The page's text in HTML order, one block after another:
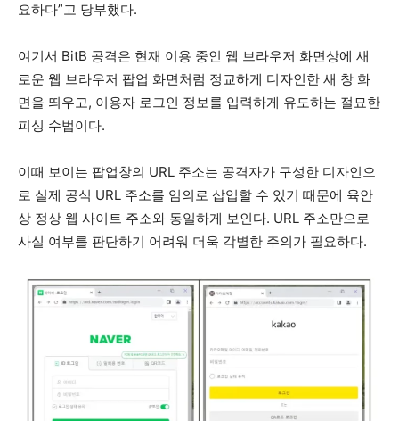
요하다”고 당부했다.
여기서 BitB 공격은 현재 이용 중인 웹 브라우저 화면상에 새
로운 웹 브라우저 팝업 화면처럼 정교하게 디자인한 새 창 화
면을 띄우고, 이용자 로그인 정보를 입력하게 유도하는 절묘한
피싱 수법이다.
이때 보이는 팝업창의 URL 주소는 공격자가 구성한 디자인으
로 실제 공식 URL 주소를 임의로 삽입할 수 있기 때문에 육안
상 정상 웹 사이트 주소와 동일하게 보인다. URL 주소만으로
사실 여부를 판단하기 어려워 더욱 각별한 주의가 필요하다.